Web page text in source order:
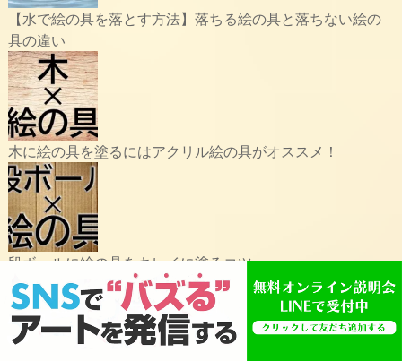
【水で絵の具を落とす方法】落ちる絵の具と落ちない絵の
具の違い
木に絵の具を塗るにはアクリル絵の具がオススメ！
段ボールに絵の具をキレイに塗るコツ